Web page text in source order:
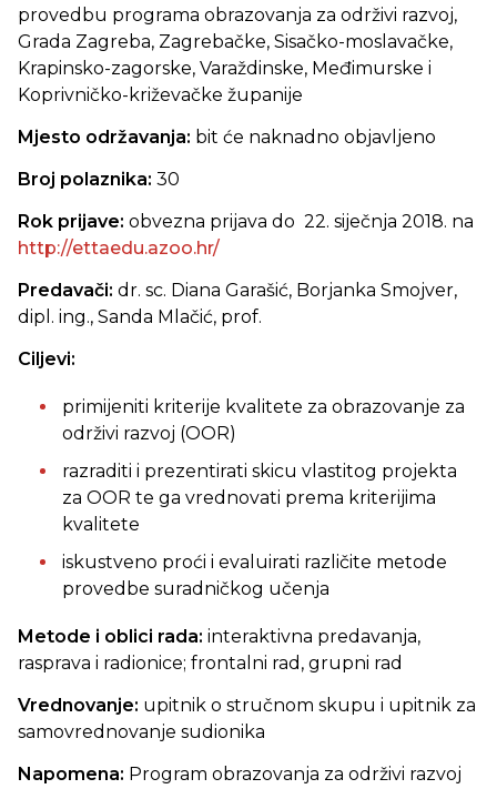
provedbu programa obrazovanja za održivi razvoj,
Grada Zagreba, Zagrebačke, Sisačko-moslavačke,
Krapinsko-zagorske, Varaždinske, Međimurske i
Koprivničko-križevačke županije
Mjesto održavanja: bit će naknadno objavljeno
Broj polaznika: 30
Rok prijave: obvezna prijava do 22. siječnja 2018. na
http://ettaedu.azoo.hr/
Predavači: dr. sc. Diana Garašić, Borjanka Smojver,
dipl. ing., Sanda Mlačić, prof.
Ciljevi:
primijeniti kriterije kvalitete za obrazovanje za
održivi razvoj (OOR)
razraditi i prezentirati skicu vlastitog projekta
za OOR te ga vrednovati prema kriterijima
kvalitete
iskustveno proći i evaluirati različite metode
provedbe suradničkog učenja
Metode i oblici rada: interaktivna predavanja,
rasprava i radionice; frontalni rad, grupni rad
Vrednovanje: upitnik o stručnom skupu i upitnik za
samovrednovanje sudionika
Napomena: Program obrazovanja za održivi razvoj